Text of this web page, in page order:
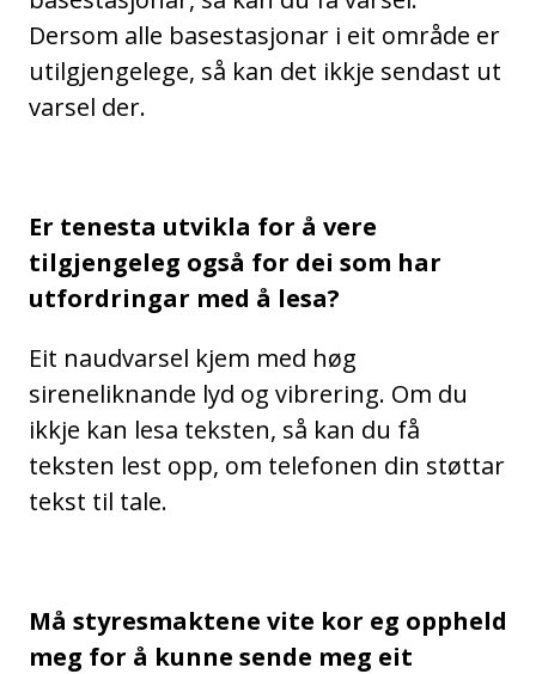
Dersom alle basestasjonar i eit område er
utilgjengelege, så kan det ikkje sendast ut
varsel der.
Er tenesta utvikla for å vere
tilgjengeleg også for dei som har
utfordringar med å lesa?
Eit naudvarsel kjem med høg
sireneliknande lyd og vibrering. Om du
ikkje kan lesa teksten, så kan du få
teksten lest opp, om telefonen din støttar
tekst til tale.
Må styresmaktene vite kor eg oppheld
meg for å kunne sende meg eit